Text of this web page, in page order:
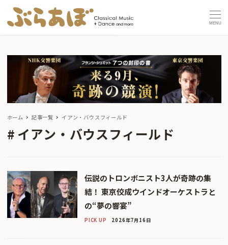
MENU
ホーム 記事一覧 イアン・バウスフィールド
イアン・バウスフィールド
伝説のトロンボニスト3人が奇跡の集
結！ 東京佼成ウインドオーケストラと
の“夢の響宴”
PICK UP 2026年7月16日